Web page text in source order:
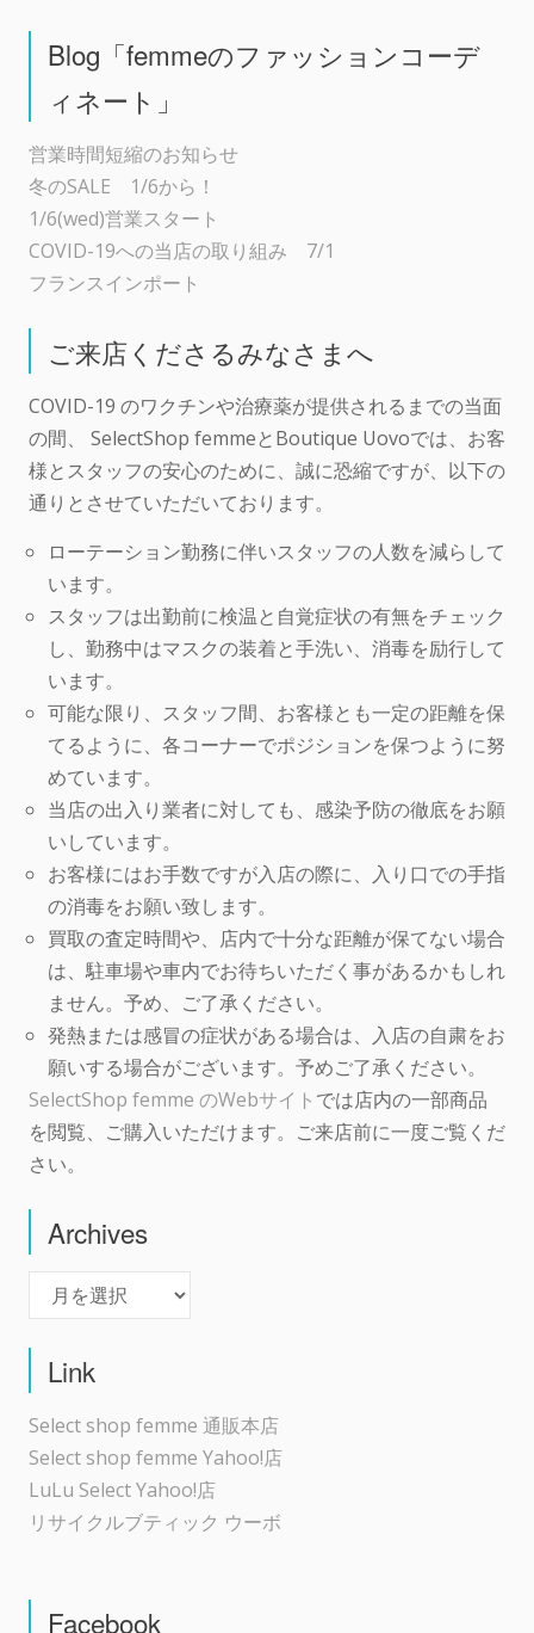
Blog「femmeのファッションコーデ
ィネート」
営業時間短縮のお知らせ
冬のSALE 1/6から！
1/6(wed)営業スタート
COVID-19への当店の取り組み 7/1
フランスインポート
ご来店くださるみなさまへ
COVID-19 のワクチンや治療薬が提供されるまでの当面
の間、 SelectShop femmeとBoutique Uovoでは、お客
様とスタッフの安心のために、誠に恐縮ですが、以下の
通りとさせていただいております。
ローテーション勤務に伴いスタッフの人数を減らして
います。
スタッフは出勤前に検温と自覚症状の有無をチェック
し、勤務中はマスクの装着と手洗い、消毒を励行して
います。
可能な限り、スタッフ間、お客様とも一定の距離を保
てるように、各コーナーでポジションを保つように努
めています。
当店の出入り業者に対しても、感染予防の徹底をお願
いしています。
お客様にはお手数ですが入店の際に、入り口での手指
の消毒をお願い致します。
買取の査定時間や、店内で十分な距離が保てない場合
は、駐車場や車内でお待ちいただく事があるかもしれ
ません。予め、ご了承ください。
発熱または感冒の症状がある場合は、入店の自粛をお
願いする場合がございます。予めご了承ください。
SelectShop femme のWebサイト では店内の一部商品
を閲覧、ご購入いただけます。ご来店前に一度ご覧くだ
さい。
Archives
Link
Select shop femme 通販本店
Select shop femme Yahoo!店
LuLu Select Yahoo!店
リサイクルブティック ウーボ
Facebook